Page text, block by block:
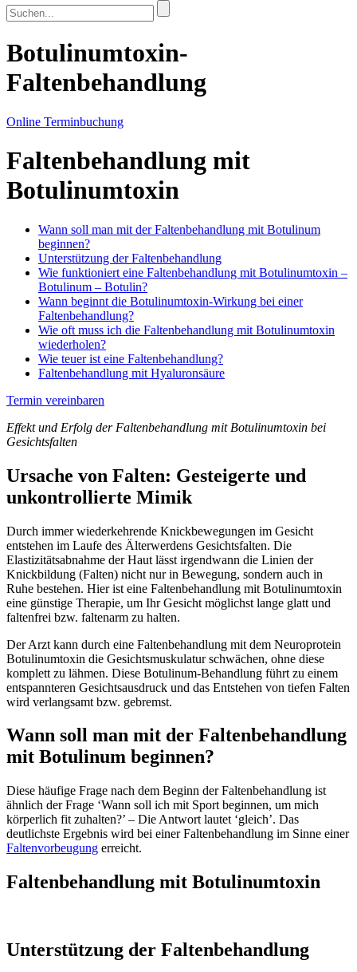
Botulinumtoxin-
Faltenbehandlung
Online Terminbuchung
Faltenbehandlung mit
Botulinumtoxin
Wann soll man mit der Faltenbehandlung mit Botulinum
beginnen?
Unterstützung der Faltenbehandlung
Wie funktioniert eine Faltenbehandlung mit Botulinumtoxin –
Botulinum – Botulin?
Wann beginnt die Botulinumtoxin-Wirkung bei einer
Faltenbehandlung?
Wie oft muss ich die Faltenbehandlung mit Botulinumtoxin
wiederholen?
Wie teuer ist eine Faltenbehandlung?
Faltenbehandlung mit Hyaluronsäure
Termin vereinbaren
Effekt und Erfolg der Faltenbehandlung mit Botulinumtoxin bei
Gesichtsfalten
Ursache von Falten: Gesteigerte und
unkontrollierte Mimik
Durch immer wiederkehrende Knickbewegungen im Gesicht
entstehen im Laufe des Älterwerdens Gesichtsfalten. Die
Elastizitätsabnahme der Haut lässt irgendwann die Linien der
Knickbildung (Falten) nicht nur in Bewegung, sondern auch in
Ruhe bestehen. Hier ist eine Faltenbehandlung mit Botulinumtoxin
eine günstige Therapie, um Ihr Gesicht möglichst lange glatt und
faltenfrei bzw. faltenarm zu halten.
Der Arzt kann durch eine Faltenbehandlung mit dem Neuroprotein
Botulinumtoxin die Gesichtsmuskulatur schwächen, ohne diese
komplett zu lähmen. Diese Botulinum-Behandlung führt zu einem
entspannteren Gesichtsausdruck und das Entstehen von tiefen Falten
wird verlangsamt bzw. gebremst.
Wann soll man mit der Faltenbehandlung
mit Botulinum beginnen?
Diese häufige Frage nach dem Beginn der Faltenbehandlung ist
ähnlich der Frage ‘Wann soll ich mit Sport beginnen, um mich
körperlich fit zuhalten?’ – Die Antwort lautet ‘gleich’. Das
deutlichste Ergebnis wird bei einer Faltenbehandlung im Sinne einer
Faltenvorbeugung erreicht.
Faltenbehandlung mit Botulinumtoxin
Unterstützung der Faltenbehandlung